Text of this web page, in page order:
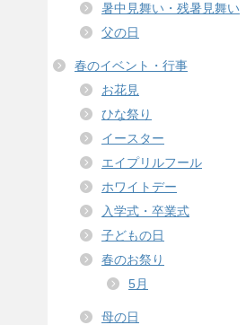
暑中見舞い・残暑見舞い
父の日
春のイベント・行事
お花見
ひな祭り
イースター
エイプリルフール
ホワイトデー
入学式・卒業式
子どもの日
春のお祭り
5月
母の日